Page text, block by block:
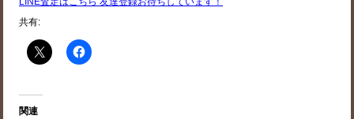
共有:
関連